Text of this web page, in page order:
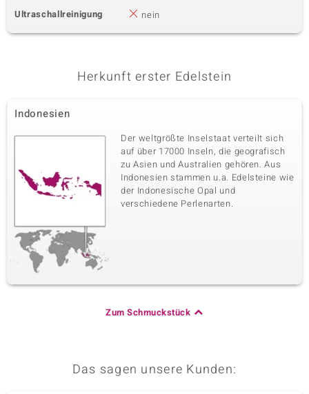
Ultraschallreinigung
nein
Herkunft erster Edelstein
Indonesien
Der weltgrößte Inselstaat verteilt sich
auf über 17000 Inseln, die geografisch
zu Asien und Australien gehören. Aus
Indonesien stammen u.a. Edelsteine wie
der Indonesische Opal und
verschiedene Perlenarten.
Zum Schmuckstück
Das sagen unsere Kunden: